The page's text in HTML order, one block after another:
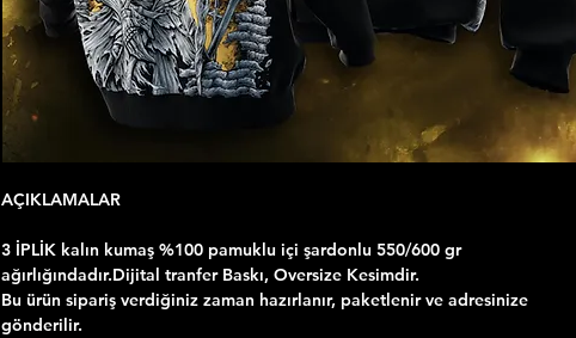
AÇIKLAMALAR
3 İPLİK kalın kumaş %100 pamuklu içi şardonlu 550/600 gr
ağırlığındadır.Dijital tranfer Baskı, Oversize Kesimdir.
Bu ürün sipariş verdiğiniz zaman hazırlanır, paketlenir ve adresinize
gönderilir.